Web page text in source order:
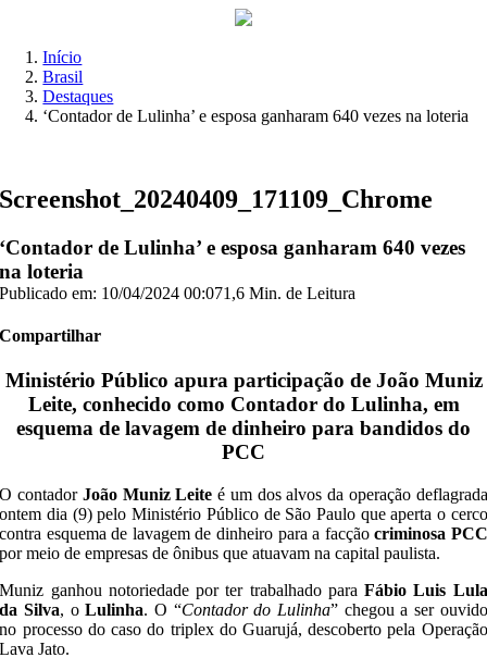
Início
Brasil
Destaques
‘Contador de Lulinha’ e esposa ganharam 640 vezes na loteria
Screenshot_20240409_171109_Chrome
‘Contador de Lulinha’ e esposa ganharam 640 vezes
na loteria
Publicado em: 10/04/2024 00:071,6 Min. de Leitura
Compartilhar
Ministério Público apura participação de João Muniz
Leite, conhecido como Contador do Lulinha, em
esquema de lavagem de dinheiro para bandidos do
PCC
O contador João Muniz Leite é um dos alvos da operação deflagrada
ontem dia (9) pelo Ministério Público de São Paulo que aperta o cerco
contra esquema de lavagem de dinheiro para a facçãocriminosa PCC
por meio de empresas de ônibus que atuavam na capital paulista.
Muniz ganhou notoriedade por ter trabalhado paraFábio Luis Lula
da Silva, oLulinha. O “Contador do Lulinha” chegou a ser ouvido
no processo do caso do triplex do Guarujá, descoberto pela Operação
Lava Jato.